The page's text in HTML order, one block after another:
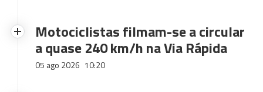
Motociclistas filmam-se a circular
a quase 240 km/h na Via Rápida
05 ago 2026 10:20